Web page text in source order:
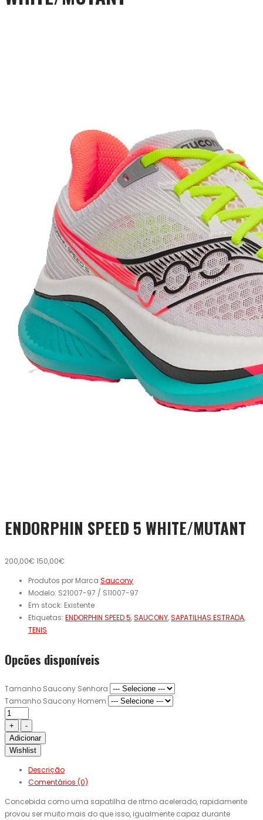
ENDORPHIN SPEED 5 WHITE/MUTANT
200,00€ 150,00€
Produtos por Marca Saucony
Modelo: S21007-97 / S11007-97
Em stock: Existente
Etiquetas: ENDORPHIN SPEED 5,SAUCONY,SAPATILHAS ESTRADA,
TENIS
Opcões disponíveis
Tamanho Saucony Senhora
Tamanho Saucony Homem
Adicionar
Wishlist
Descrição
Comentários (0)
Concebida como uma sapatilha de ritmo acelerado, rapidamente
provou ser muito mais do que isso, igualmente capaz durante